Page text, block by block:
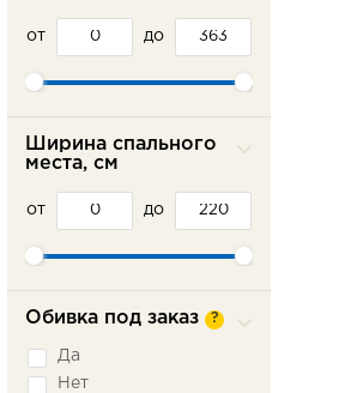
от до
Ширина спального
места, см
от до
Обивка под заказ ?
Да
Нет